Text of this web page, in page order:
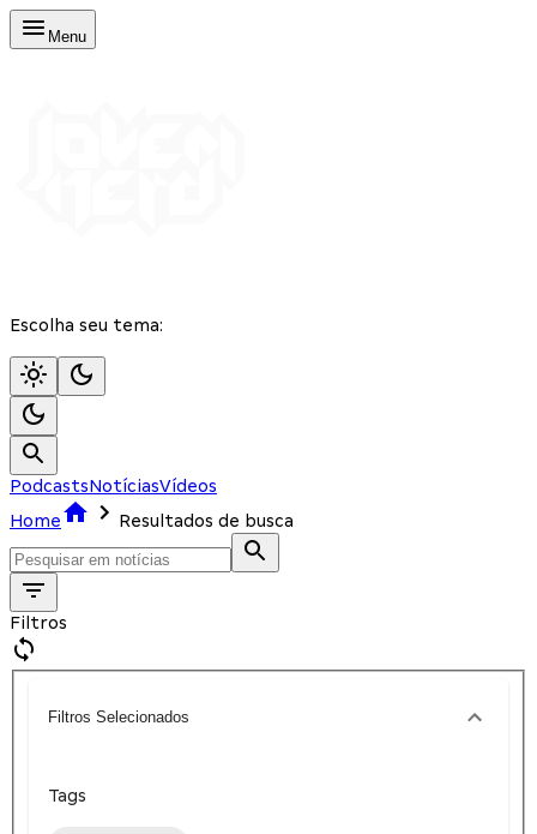
Menu
Escolha seu tema:
PodcastsNotíciasVídeos
Home
Resultados de busca
Filtros
Filtros Selecionados
Tags